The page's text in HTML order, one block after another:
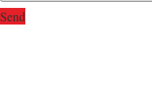
Send